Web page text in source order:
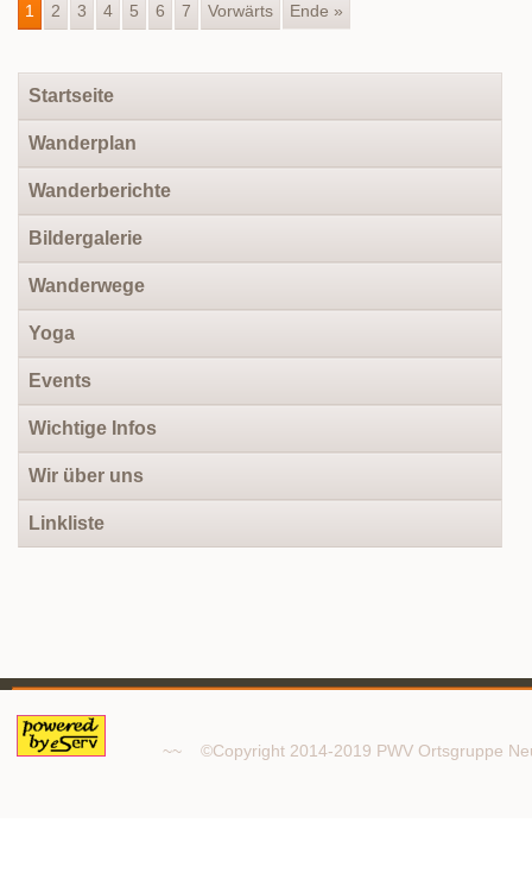
1 2 3 4 5 6 7 Vorwärts Ende »
überspringen
Startseite
Wanderplan
Wanderberichte
Bildergalerie
Wanderwege
Yoga
Events
Wichtige Infos
Wir über uns
Linkliste
~~ ©Copyright 2014-2019 PWV Ortsgruppe